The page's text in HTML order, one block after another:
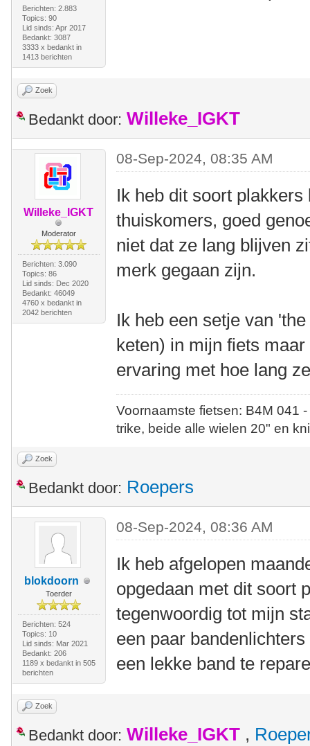
Berichten: 2.883
Topics: 90
Lid sinds: Apr 2017
Bedankt: 3087
3333 x bedankt in
1413 berichten
Zoek
Bedankt door: Willeke_IGKT
Willeke_IGKT
Moderator
Berichten: 3.090
Topics: 86
Lid sinds: Dec 2020
Bedankt: 46049
4760 x bedankt in
2042 berichten
08-Sep-2024, 08:35 AM
Ik heb dit soort
thuiskomers, goed
niet dat ze lang blijven
merk gegaan zijn.
Ik heb een setje van
keten) in mijn fiets
ervaring met hoe lang
Voornaamste fietsen: B4M
trike, beide alle wielen 20" en
Zoek
Bedankt door: Roepers
blokdoorn
Toerder
Berichten: 524
Topics: 10
Lid sinds: Mar 2021
Bedankt: 206
1189 x bedankt in 505
berichten
08-Sep-2024, 08:36 AM
Ik heb afgelopen
opgedaan met dit soort
tegenwoordig tot mijn
een paar
een lekke band te
Zoek
Bedankt door: Willeke_IGKT ,